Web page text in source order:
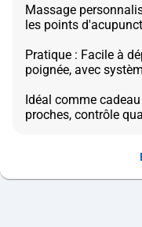
Massage
les points
Pratique : Facile à
poignée, avec
Idéal comme